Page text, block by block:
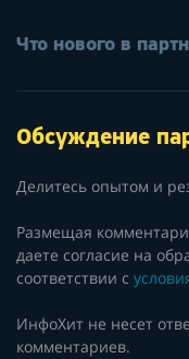
Что нового в
Обсуждение
Делитесь опытом и
Размещая
даете согласие на
соответствии с
ИнфоХит не несет
комментариев.